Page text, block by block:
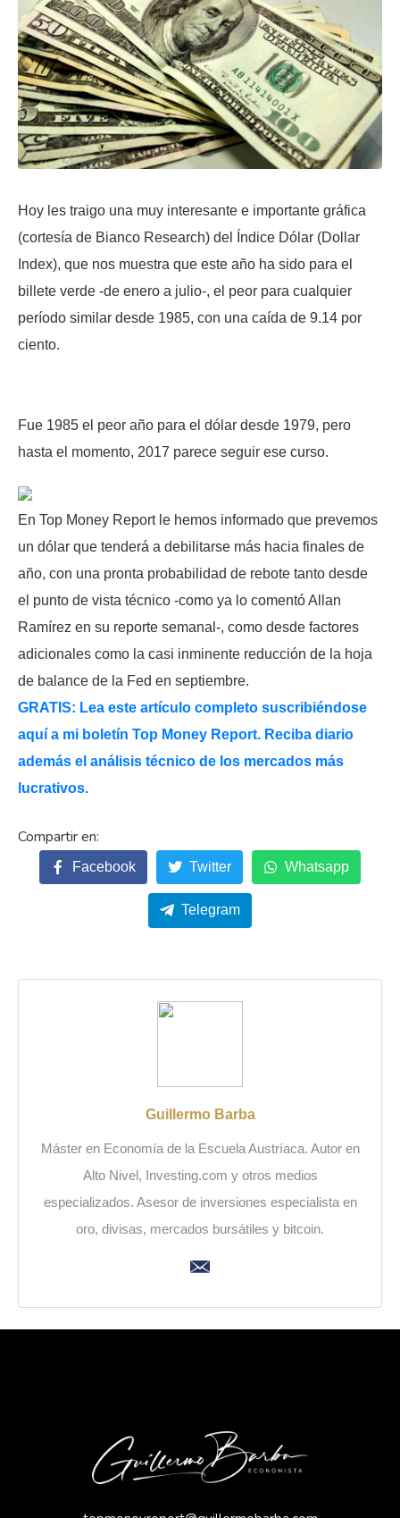
Hoy les traigo una muy interesante e importante gráfica
(cortesía de Bianco Research) del Índice Dólar (Dollar
Index), que nos muestra que este año ha sido para el
billete verde -de enero a julio-, el peor para cualquier
período similar desde 1985, con una caída de 9.14 por
ciento.
Fue 1985 el peor año para el dólar desde 1979, pero
hasta el momento, 2017 parece seguir ese curso.
En Top Money Report le hemos informado que prevemos
un dólar que tenderá a debilitarse más hacia finales de
año, con una pronta probabilidad de rebote tanto desde
el punto de vista técnico -como ya lo comentó Allan
Ramírez en su reporte semanal-, como desde factores
adicionales como la casi inminente reducción de la hoja
de balance de la Fed en septiembre.
GRATIS: Lea este artículo completo suscribiéndose
aquí a mi boletín Top Money Report. Reciba diario
además el análisis técnico de los mercados más
lucrativos.
Facebook Twitter Whatsapp
Telegram
Guillermo Barba
Máster en Economía de la Escuela Austríaca. Autor en
Alto Nivel, Investing.com y otros medios
especializados. Asesor de inversiones especialista en
oro, divisas, mercados bursátiles y bitcoin.